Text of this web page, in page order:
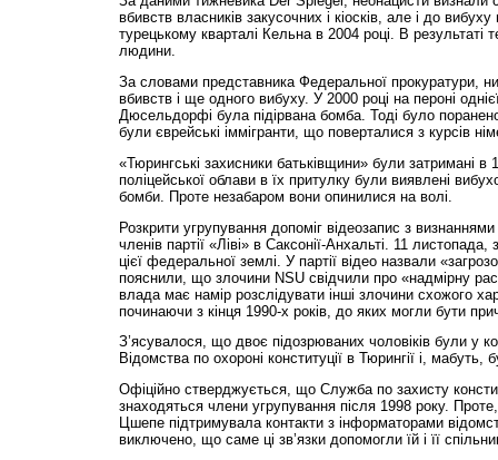
вбивств власників закусочних і кіосків, але і до
турецькому кварталі Кельна в 2004 році. В результаті
людини.
За словами представника Федеральної прокуратури,
вбивств і ще одного вибуху. У 2000 році на пероні
Дюсельдорфі була підірвана бомба. Тоді було
були єврейські іммігранти, що поверталися з курсів
«Тюрингські захисники батьківщини» були затримані в
поліцейської облави в їх притулку були виявлені
бомби. Проте незабаром вони опинилися на волі.
Розкрити угрупування допоміг відеозапис з
членів партії «Ліві» в Саксонії-Анхальті. 11
цієї федеральної землі. У партії відео назвали
пояснили, що злочини NSU свідчили про «надмірну
влада має намір розслідувати інші злочини схожого
починаючи з кінця 1990-х років, до яких могли бути
З’ясувалося, що двоє підозрюваних чоловіків були у
Відомства по охороні конституції в Тюрингії і,
Офіційно стверджується, що Служба по захисту
знаходяться члени угрупування після 1998 року.
Цшепе підтримувала контакти з інформаторами
виключено, що саме ці зв’язки допомогли їй і її